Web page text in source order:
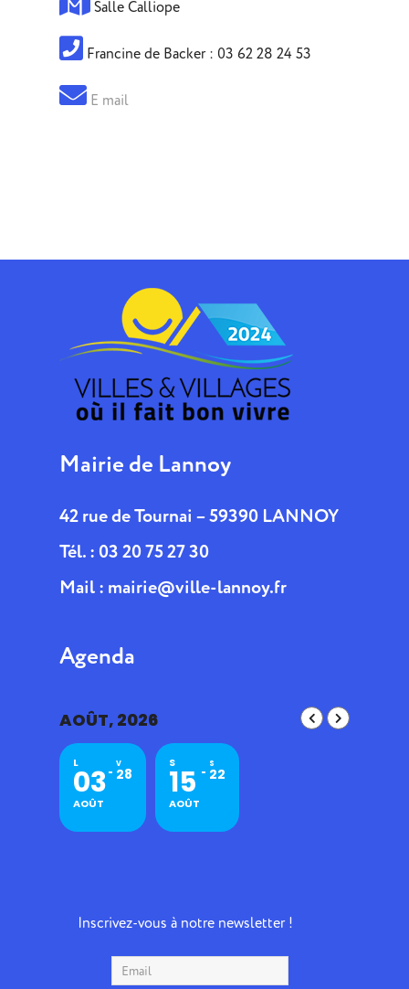
Salle Calliope
Francine de Backer : 03 62 28 24 53
E mail
Mairie de Lannoy
42 rue de Tournai – 59390 LANNOY
Tél. : 03 20 75 27 30
Mail : mairie@ville-lannoy.fr
Agenda
AOÛT, 2026
L
03
AOÛT
V
28
S
15
AOÛT
S
22
Inscrivez-vous à notre newsletter !